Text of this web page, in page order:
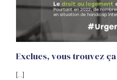
Exclues, vous trouvez
[…]